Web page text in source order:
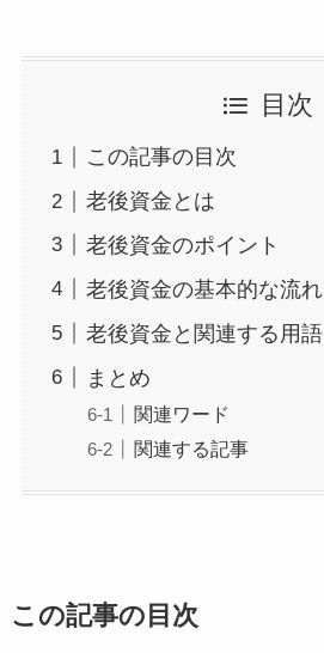
目次
この記事の目次
老後資金とは
老後資金のポイント
老後資金の基本的な流れ
老後資金と関連する用語
まとめ
関連ワード
関連する記事
この記事の目次